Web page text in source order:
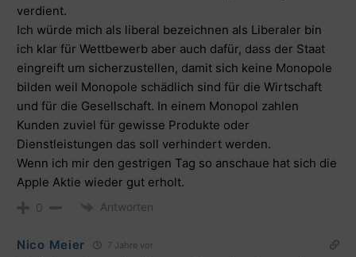
verdient.
Ich würde mich als liberal bezeichnen als Liberaler bin
ich klar für Wettbewerb aber auch dafür, dass der Staat
eingreift um sicherzustellen, damit sich keine Monopole
bilden weil Monopole schädlich sind für die Wirtschaft
und für die Gesellschaft. In einem Monopol zahlen
Kunden zuviel für gewisse Produkte oder
Dienstleistungen das soll verhindert werden.
Wenn ich mir den gestrigen Tag so anschaue hat sich die
Apple Aktie wieder gut erholt.
0 Antworten
Nico Meier 7 Jahre vor